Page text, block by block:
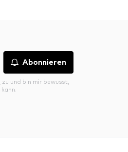
Abonnieren
zu und bin mir bewusst,